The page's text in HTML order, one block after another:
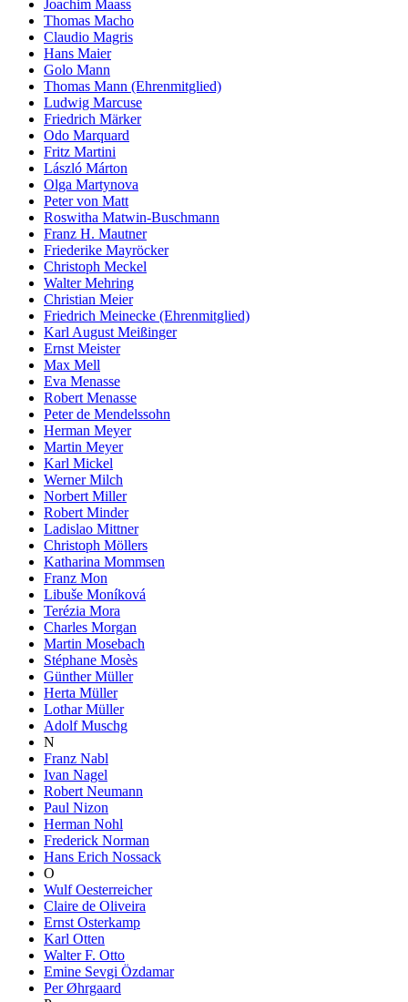
Joachim Maass
Thomas Macho
Claudio Magris
Hans Maier
Golo Mann
Thomas Mann (Ehrenmitglied)
Ludwig Marcuse
Friedrich Märker
Odo Marquard
Fritz Martini
László Márton
Olga Martynova
Peter von Matt
Roswitha Matwin-Buschmann
Franz H. Mautner
Friederike Mayröcker
Christoph Meckel
Walter Mehring
Christian Meier
Friedrich Meinecke (Ehrenmitglied)
Karl August Meißinger
Ernst Meister
Max Mell
Eva Menasse
Robert Menasse
Peter de Mendelssohn
Herman Meyer
Martin Meyer
Karl Mickel
Werner Milch
Norbert Miller
Robert Minder
Ladislao Mittner
Christoph Möllers
Katharina Mommsen
Franz Mon
Libuše Moníková
Terézia Mora
Charles Morgan
Martin Mosebach
Stéphane Mosès
Günther Müller
Herta Müller
Lothar Müller
Adolf Muschg
N
Franz Nabl
Ivan Nagel
Robert Neumann
Paul Nizon
Herman Nohl
Frederick Norman
Hans Erich Nossack
O
Wulf Oesterreicher
Claire de Oliveira
Ernst Osterkamp
Karl Otten
Walter F. Otto
Emine Sevgi Özdamar
Per Øhrgaard